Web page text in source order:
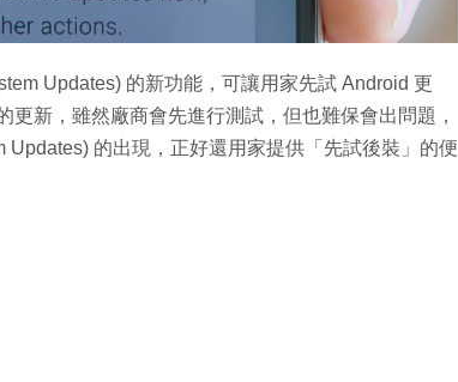
Updates) 的新功能，可讓用家先試 Android 更
新，雖然廠商會先進行測試，但也難保會出問題，
的出現，正好還用家提供「先試後裝」的便